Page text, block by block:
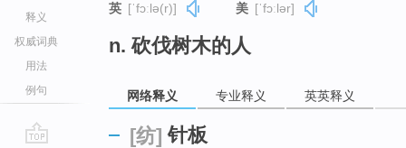
释义
权威词典
用法
例句
英 [ˈfɔːlə(r)] 美 [ˈfɔːlər]
n. 砍伐树木的人
网络释义 专业释义 英英释义
[纺] 针板